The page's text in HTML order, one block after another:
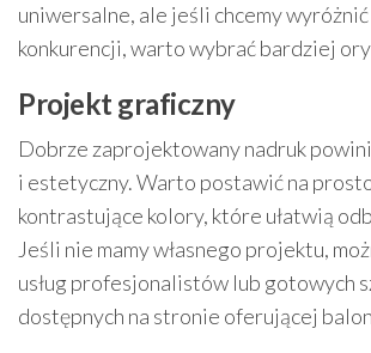
uniwersalne, ale jeśli chcemy
konkurencji, warto wybrać bardziej
Projekt graficzny
Dobrze zaprojektowany nadruk
i estetyczny. Warto postawić na
kontrastujące kolory, które ułatwią
Jeśli nie mamy własnego projektu,
usług profesjonalistów lub gotowych
dostępnych na stronie oferującej